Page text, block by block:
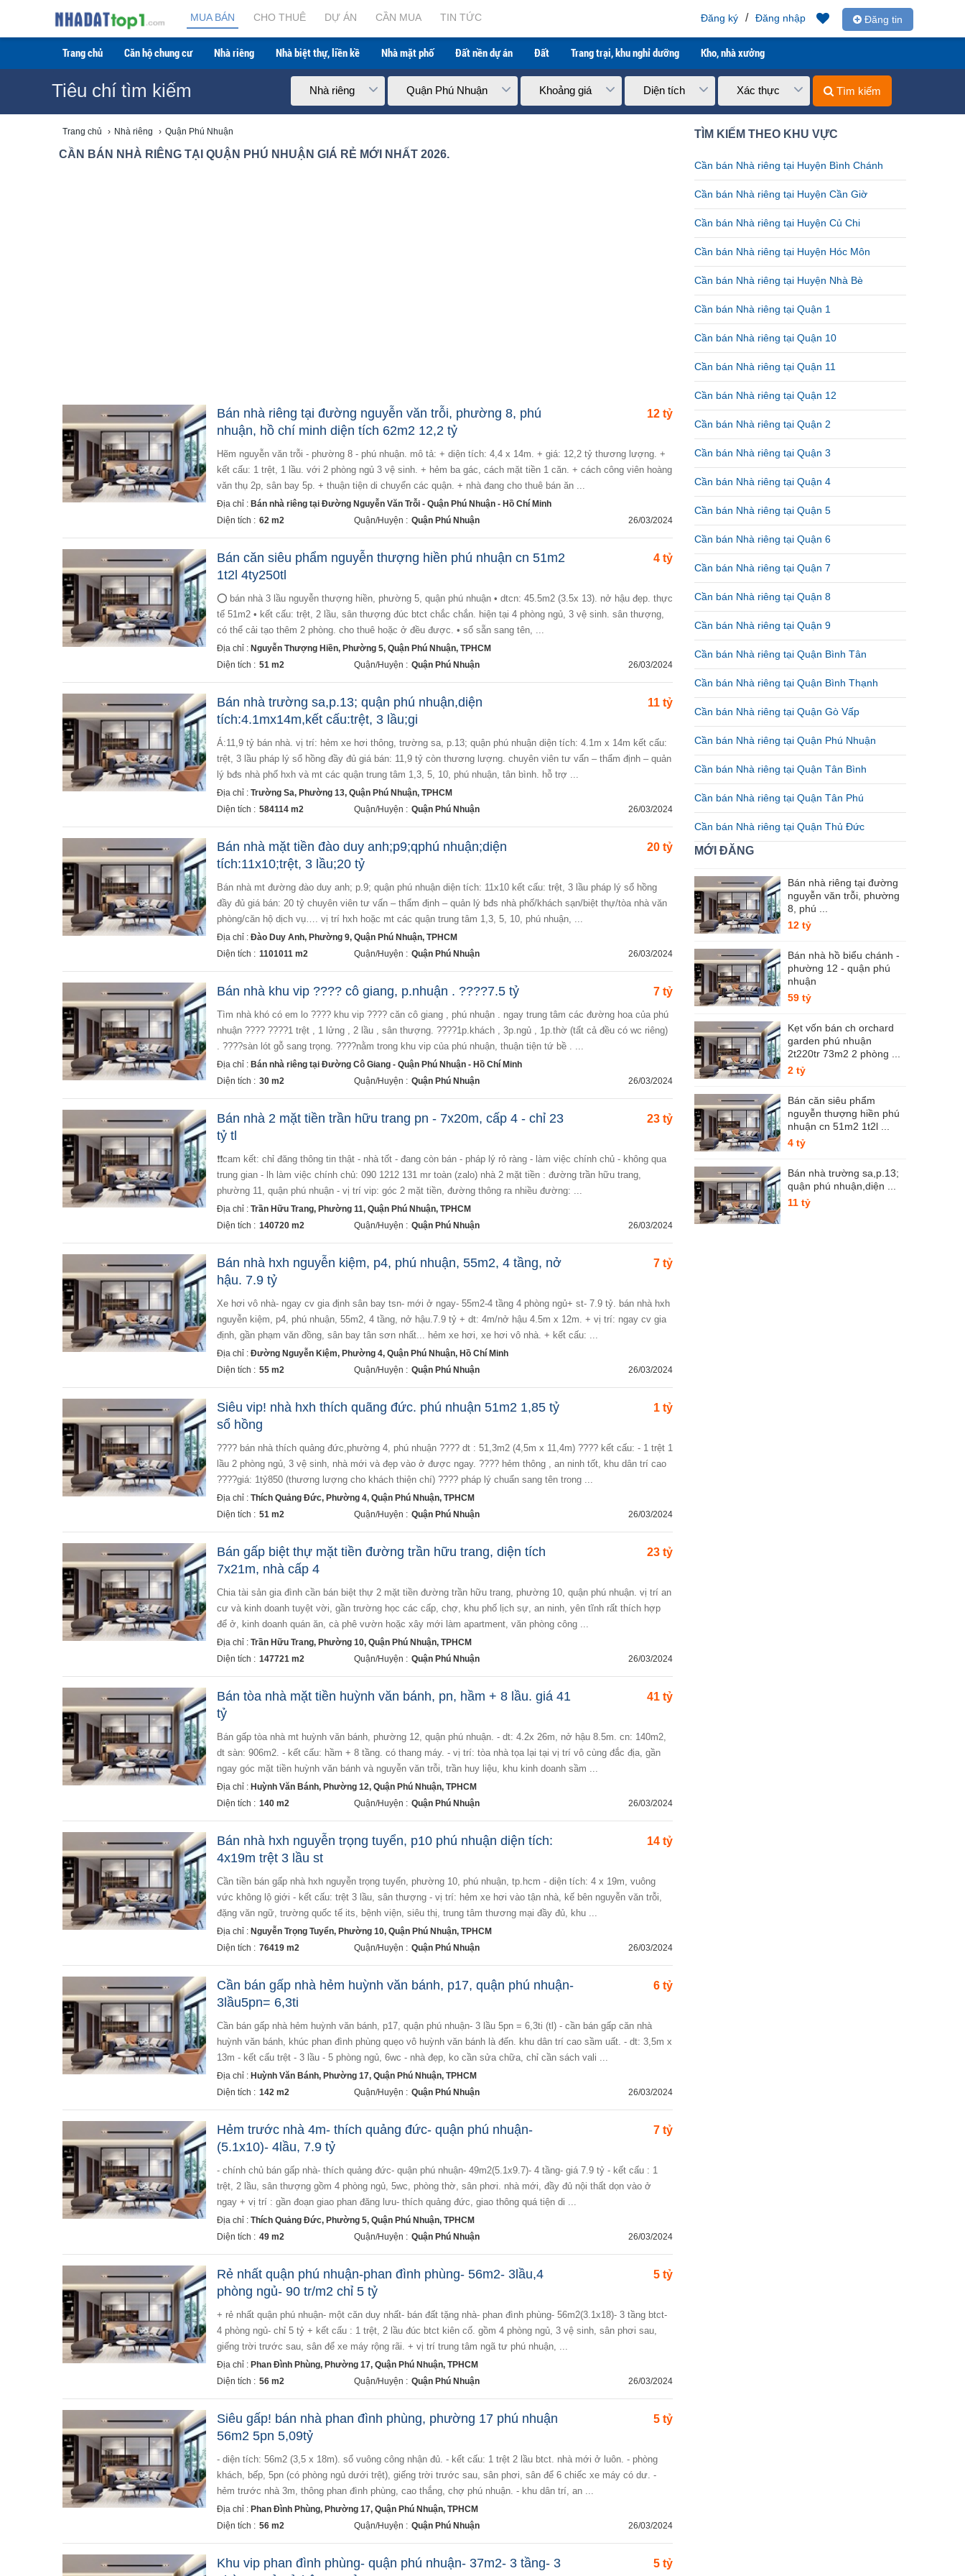
MUA BÁN CHO THUÊ DỰ ÁN CẦN MUA TIN TỨC Đăng tin
Đăng nhập
/
Đăng ký
Trang chủ Căn hộ chung cư Nhà riêng Nhà biệt thự, liền kề Nhà mặt phố Đất nền dự án Đất Trang trại, khu nghỉ dưỡng Kho, nhà xưởng
Tiêu chí tìm kiếm Nhà riêng Quận Phú Nhuận Khoảng giá Diện tích Xác thực Tìm kiếm
Trang chủ › Nhà riêng › Quận Phú Nhuận
CẦN BÁN NHÀ RIÊNG TẠI QUẬN PHÚ NHUẬN GIÁ RẺ MỚI NHẤT 2026.
12 tỷ
Bán nhà riêng tại đường nguyễn văn trỗi, phường 8, phú
nhuận, hồ chí minh diện tích 62m2 12,2 tỷ
hẽm nguyễn văn trỗi - phường 8 - phú nhuận. mô tả: + diện tích: 4,4 x 14m. + giá: 12,2 tỷ thương lượng. +
kết cấu: 1 trệt, 1 lầu. với 2 phòng ngủ 3 vệ sinh. + hẻm ba gác, cách mặt tiền 1 căn. + cách công viên hoàng
văn thụ 2p, sân bay 5p. + thuận tiện di chuyển các quận. + nhà đang cho thuê bán ăn ...
Địa chỉ : Bán nhà riêng tại Đường Nguyễn Văn Trỗi - Quận Phú Nhuận - Hồ Chí Minh
Diện tích : 62 m2 Quận/Huyện : Quận Phú Nhuận 26/03/2024
4 tỷ
Bán căn siêu phẩm nguyễn thượng hiền phú nhuận cn 51m2
1t2l 4ty250tl
⭕ bán nhà 3 lầu nguyễn thượng hiền, phường 5, quận phú nhuận • dtcn: 45.5m2 (3.5x 13). nở hậu đẹp. thực
tế 51m2 • kết cấu: trệt, 2 lầu, sân thượng đúc btct chắc chắn. hiện tại 4 phòng ngủ, 3 vệ sinh. sân thượng,
có thể cải tạo thêm 2 phòng. cho thuê hoặc ở đều được. • sổ sẵn sang tên, ...
Địa chỉ : Nguyễn Thượng Hiền, Phường 5, Quận Phú Nhuận, TPHCM
Diện tích : 51 m2 Quận/Huyện : Quận Phú Nhuận 26/03/2024
11 tỷ
Bán nhà trường sa,p.13; quận phú nhuận,diện
tích:4.1mx14m,kết cấu:trệt, 3 lầu;gi
á:11,9 tỷ bán nhà. vị trí: hẻm xe hơi thông, trường sa, p.13; quận phú nhuận diện tích: 4.1m x 14m kết cấu:
trệt, 3 lầu pháp lý sổ hồng đầy đủ giá bán: 11,9 tỷ còn thương lượng. chuyên viên tư vấn – thẩm định – quản
lý bđs nhà phố hxh và mt các quận trung tâm 1,3, 5, 10, phú nhuận, tân bình. hỗ trợ ...
Địa chỉ : Trường Sa, Phường 13, Quận Phú Nhuận, TPHCM
Diện tích : 584114 m2 Quận/Huyện : Quận Phú Nhuận 26/03/2024
20 tỷ
Bán nhà mặt tiền đào duy anh;p9;qphú nhuận;diện
tích:11x10;trệt, 3 lầu;20 tỷ
bán nhà mt đường đào duy anh; p.9; quận phú nhuận diện tích: 11x10 kết cấu: trệt, 3 lầu pháp lý sổ hồng
đầy đủ giá bán: 20 tỷ chuyên viên tư vấn – thẩm định – quản lý bđs nhà phố/khách sạn/biệt thự/tòa nhà văn
phòng/căn hộ dịch vụ…. vị trí hxh hoặc mt các quận trung tâm 1,3, 5, 10, phú nhuận, ...
Địa chỉ : Đào Duy Anh, Phường 9, Quận Phú Nhuận, TPHCM
Diện tích : 1101011 m2 Quận/Huyện : Quận Phú Nhuận 26/03/2024
7 tỷ
Bán nhà khu vip ???? cô giang, p.nhuận . ????7.5 tỷ
tìm nhà khó có em lo ???? khu vip ???? căn cô giang , phú nhuận . ngay trung tâm các đường hoa của phú
nhuận ???? ????1 trệt , 1 lửng , 2 lầu , sân thượng. ????1p.khách , 3p.ngủ , 1p.thờ (tất cả đều có wc riêng)
. ????sàn lót gỗ sang trọng. ????nằm trong khu vip của phú nhuận, thuận tiện tứ bề . ...
Địa chỉ : Bán nhà riêng tại Đường Cô Giang - Quận Phú Nhuận - Hồ Chí Minh
Diện tích : 30 m2 Quận/Huyện : Quận Phú Nhuận 26/03/2024
23 tỷ
Bán nhà 2 mặt tiền trần hữu trang pn - 7x20m, cấp 4 - chỉ 23
tỷ tl
❗❗cam kết: chỉ đăng thông tin thật - nhà tốt - đang còn bán - pháp lý rỏ ràng - làm việc chính chủ - không qua
trung gian - lh làm việc chính chủ: 090 1212 131 mr toàn (zalo) nhà 2 mặt tiền : đường trần hữu trang,
phường 11, quận phú nhuận - vị trí vip: góc 2 mặt tiền, đường thông ra nhiều đường: ...
Địa chỉ : Trần Hữu Trang, Phường 11, Quận Phú Nhuận, TPHCM
Diện tích : 140720 m2 Quận/Huyện : Quận Phú Nhuận 26/03/2024
7 tỷ
Bán nhà hxh nguyễn kiệm, p4, phú nhuận, 55m2, 4 tầng, nở
hậu. 7.9 tỷ
xe hơi vô nhà- ngay cv gia định sân bay tsn- mới ở ngay- 55m2-4 tầng 4 phòng ngủ+ st- 7.9 tỷ. bán nhà hxh
nguyễn kiệm, p4, phú nhuận, 55m2, 4 tầng, nở hậu.7.9 tỷ + dt: 4m/nở hậu 4.5m x 12m. + vị trí: ngay cv gia
định, gần phạm văn đồng, sân bay tân sơn nhất... hẻm xe hơi, xe hơi vô nhà. + kết cấu: ...
Địa chỉ : Đường Nguyễn Kiệm, Phường 4, Quận Phú Nhuận, Hồ Chí Minh
Diện tích : 55 m2 Quận/Huyện : Quận Phú Nhuận 26/03/2024
1 tỷ
Siêu vip! nhà hxh thích quãng đức. phú nhuận 51m2 1,85 tỷ
sổ hồng
???? bán nhà thích quảng đức,phường 4, phú nhuận ???? dt : 51,3m2 (4,5m x 11,4m) ???? kết cấu: - 1 trệt 1
lầu 2 phòng ngủ, 3 vệ sinh, nhà mới và đẹp vào ở được ngay. ???? hẻm thông , an ninh tốt, khu dân trí cao
????giá: 1tỷ850 (thương lượng cho khách thiện chí) ???? pháp lý chuẩn sang tên trong ...
Địa chỉ : Thích Quảng Đức, Phường 4, Quận Phú Nhuận, TPHCM
Diện tích : 51 m2 Quận/Huyện : Quận Phú Nhuận 26/03/2024
23 tỷ
Bán gấp biệt thự mặt tiền đường trần hữu trang, diện tích
7x21m, nhà cấp 4
chia tài sản gia đình cần bán biệt thự 2 mặt tiền đường trần hữu trang, phường 10, quận phú nhuận. vị trí an
cư và kinh doanh tuyệt vời, gần trường học các cấp, chợ, khu phố lịch sự, an ninh, yên tĩnh rất thích hợp
để ở, kinh doanh quán ăn, cà phê vườn hoặc xây mới làm apartment, văn phòng công ...
Địa chỉ : Trần Hữu Trang, Phường 10, Quận Phú Nhuận, TPHCM
Diện tích : 147721 m2 Quận/Huyện : Quận Phú Nhuận 26/03/2024
41 tỷ
Bán tòa nhà mặt tiền huỳnh văn bánh, pn, hầm + 8 lầu. giá 41
tỷ
bán gấp tòa nhà mt huỳnh văn bánh, phường 12, quận phú nhuận. - dt: 4.2x 26m, nở hậu 8.5m. cn: 140m2,
dt sàn: 906m2. - kết cấu: hầm + 8 tầng. có thang máy. - vị trí: tòa nhà tọa lại tại vị trí vô cùng đắc địa, gần
ngay góc mặt tiền huỳnh văn bánh và nguyễn văn trỗi, trần huy liệu, khu kinh doanh sầm ...
Địa chỉ : Huỳnh Văn Bánh, Phường 12, Quận Phú Nhuận, TPHCM
Diện tích : 140 m2 Quận/Huyện : Quận Phú Nhuận 26/03/2024
14 tỷ
Bán nhà hxh nguyễn trọng tuyển, p10 phú nhuận diện tích:
4x19m trệt 3 lầu st
cần tiền bán gấp nhà hxh nguyễn trọng tuyển, phường 10, phú nhuận, tp.hcm - diện tích: 4 x 19m, vuông
vức không lộ giới - kết cấu: trệt 3 lầu, sân thượng - vị trí: hẻm xe hơi vào tận nhà, kế bên nguyễn văn trỗi,
đặng văn ngữ, trường quốc tế its, bệnh viện, siêu thị, trung tâm thương mại đầy đủ, khu ...
Địa chỉ : Nguyễn Trọng Tuyển, Phường 10, Quận Phú Nhuận, TPHCM
Diện tích : 76419 m2 Quận/Huyện : Quận Phú Nhuận 26/03/2024
6 tỷ
Cần bán gấp nhà hẻm huỳnh văn bánh, p17, quận phú nhuận-
3lầu5pn= 6,3ti
cần bán gấp nhà hẻm huỳnh văn bánh, p17, quận phú nhuận- 3 lầu 5pn = 6,3ti (tl) - cần bán gấp căn nhà
huỳnh văn bánh, khúc phan đình phùng quẹo vô huỳnh văn bánh là đến. khu dân trí cao sầm uất. - dt: 3,5m x
13m - kết cấu trệt - 3 lầu - 5 phòng ngủ, 6wc - nhà đẹp, ko cần sửa chữa, chỉ cần sách vali ...
Địa chỉ : Huỳnh Văn Bánh, Phường 17, Quận Phú Nhuận, TPHCM
Diện tích : 142 m2 Quận/Huyện : Quận Phú Nhuận 26/03/2024
7 tỷ
Hẻm trước nhà 4m- thích quảng đức- quận phú nhuận-
(5.1x10)- 4lầu, 7.9 tỷ
- chính chủ bán gấp nhà- thích quảng đức- quận phú nhuận- 49m2(5.1x9.7)- 4 tầng- giá 7.9 tỷ - kết cấu : 1
trệt, 2 lầu, sân thượng gồm 4 phòng ngủ, 5wc, phòng thờ, sân phơi. nhà mới, đầy đủ nội thất dọn vào ở
ngay + vị trí : gần đoạn giao phan đăng lưu- thích quảng đức, giao thông quá tiện di ...
Địa chỉ : Thích Quảng Đức, Phường 5, Quận Phú Nhuận, TPHCM
Diện tích : 49 m2 Quận/Huyện : Quận Phú Nhuận 26/03/2024
5 tỷ
Rẻ nhất quận phú nhuận-phan đình phùng- 56m2- 3lầu,4
phòng ngủ- 90 tr/m2 chỉ 5 tỷ
+ rẻ nhất quận phú nhuận- một căn duy nhất- bán đất tặng nhà- phan đình phùng- 56m2(3.1x18)- 3 tầng btct-
4 phòng ngủ- chỉ 5 tỷ + kết cấu : 1 trệt, 2 lầu đúc btct kiên cố. gồm 4 phòng ngủ, 3 vệ sinh, sân phơi sau,
giếng trời trước sau, sân để xe máy rộng rãi. + vị trí trung tâm ngã tư phú nhuận, ...
Địa chỉ : Phan Đình Phùng, Phường 17, Quận Phú Nhuận, TPHCM
Diện tích : 56 m2 Quận/Huyện : Quận Phú Nhuận 26/03/2024
5 tỷ
Siêu gấp! bán nhà phan đình phùng, phường 17 phú nhuận
56m2 5pn 5,09tỷ
- diện tích: 56m2 (3,5 x 18m). sổ vuông công nhận đủ. - kết cấu: 1 trệt 2 lầu btct. nhà mới ở luôn. - phòng
khách, bếp, 5pn (có phòng ngủ dưới trệt), giếng trời trước sau, sân phơi, sân để 6 chiếc xe máy có dư. -
hẻm trước nhà 3m, thông phan đình phùng, cao thắng, chợ phú nhuận. - khu dân trí, an ...
Địa chỉ : Phan Đình Phùng, Phường 17, Quận Phú Nhuận, TPHCM
Diện tích : 56 m2 Quận/Huyện : Quận Phú Nhuận 26/03/2024
5 tỷ
Khu vip phan đình phùng- quận phú nhuận- 37m2- 3 tầng- 3
TÌM KIẾM THEO KHU VỰC
Cần bán Nhà riêng tại Huyện Bình Chánh
Cần bán Nhà riêng tại Huyện Cần Giờ
Cần bán Nhà riêng tại Huyện Củ Chi
Cần bán Nhà riêng tại Huyện Hóc Môn
Cần bán Nhà riêng tại Huyện Nhà Bè
Cần bán Nhà riêng tại Quận 1
Cần bán Nhà riêng tại Quận 10
Cần bán Nhà riêng tại Quận 11
Cần bán Nhà riêng tại Quận 12
Cần bán Nhà riêng tại Quận 2
Cần bán Nhà riêng tại Quận 3
Cần bán Nhà riêng tại Quận 4
Cần bán Nhà riêng tại Quận 5
Cần bán Nhà riêng tại Quận 6
Cần bán Nhà riêng tại Quận 7
Cần bán Nhà riêng tại Quận 8
Cần bán Nhà riêng tại Quận 9
Cần bán Nhà riêng tại Quận Bình Tân
Cần bán Nhà riêng tại Quận Bình Thạnh
Cần bán Nhà riêng tại Quận Gò Vấp
Cần bán Nhà riêng tại Quận Phú Nhuận
Cần bán Nhà riêng tại Quận Tân Bình
Cần bán Nhà riêng tại Quận Tân Phú
Cần bán Nhà riêng tại Quận Thủ Đức
MỚI ĐĂNG
Bán nhà riêng tại đường
nguyễn văn trỗi, phường
8, phú ...
12 tỷ
Bán nhà hồ biểu chánh -
phường 12 - quận phú
nhuận
59 tỷ
Kẹt vốn bán ch orchard
garden phú nhuận
2t220tr 73m2 2 phòng ...
2 tỷ
Bán căn siêu phẩm
nguyễn thượng hiền phú
nhuận cn 51m2 1t2l ...
4 tỷ
Bán nhà trường sa,p.13;
quận phú nhuận,diện ...
11 tỷ